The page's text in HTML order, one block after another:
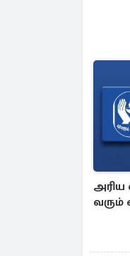
அரிய
வரும்